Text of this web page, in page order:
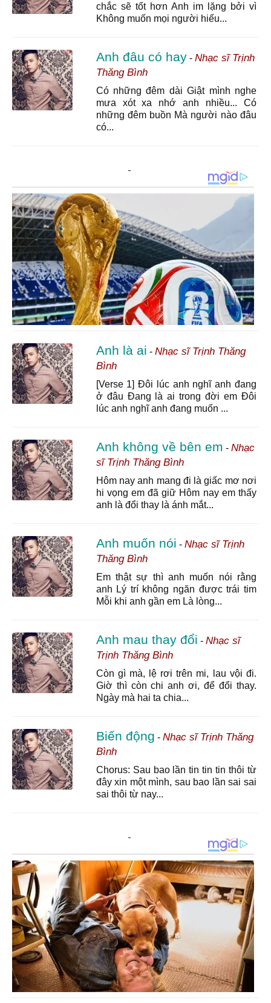
chắc sẽ tốt hơn Anh im lặng bởi vì
Không muốn mọi người hiếu...
Anh đâu có hay- Nhạc sĩ Trịnh
Thăng Bình
Có những đêm dài Giật mình nghe
mưa xót xa nhớ anh nhiều... Có
những đêm buồn Mà người nào đâu
có...
Anh là ai - Nhạc sĩ Trịnh Thăng
Bình
[Verse 1] Đôi lúc anh nghĩ anh đang
ở đâu Đang là ai trong đời em Đôi
lúc anh nghĩ anh đang muốn ...
Anh không về bên em - Nhạc
sĩ Trịnh Thăng Bình
Hôm nay anh mang đi là giấc mơ nơi
hi vọng em đã giữ Hôm nay em thấy
anh là đổi thay là ánh mắt...
Anh muốn nói - Nhạc sĩ Trịnh
Thăng Bình
Em thật sự thì anh muốn nói rằng
anh Lý trí không ngăn được trái tim
Mỗi khi anh gần em Là lòng...
Anh mau thay đổi - Nhạc sĩ
Trịnh Thăng Bình
Còn gì mà, lệ rơi trên mi, lau vội đi.
Giờ thì còn chi anh ơi, để đổi thay.
Ngày mà hai ta chia...
Biến động - Nhạc sĩ Trịnh Thăng
Bình
Chorus: Sau bao lần tin tin tin thôi từ
đây xin một mình, sau bao lần sai sai
sai thôi từ nay...